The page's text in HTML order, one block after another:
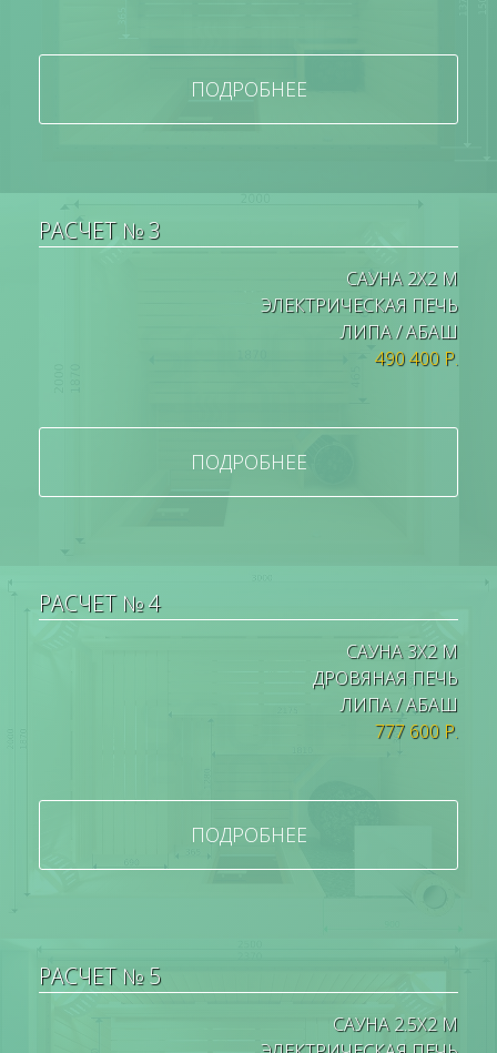
ПОДРОБНЕЕ
РАСЧЕТ № 3
САУНА 2Х2 М
ЭЛЕКТРИЧЕСКАЯ ПЕЧЬ
ЛИПА / АБАШ
490 400 Р.
ПОДРОБНЕЕ
РАСЧЕТ № 4
САУНА 3Х2 М
ДРОВЯНАЯ ПЕЧЬ
ЛИПА / АБАШ
777 600 Р.
ПОДРОБНЕЕ
РАСЧЕТ № 5
САУНА 2.5Х2 М